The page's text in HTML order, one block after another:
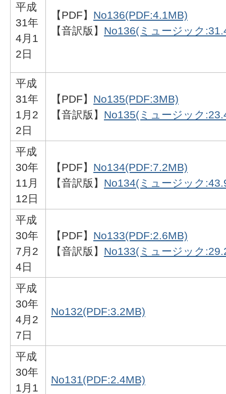
平成
31年
4月1
2日
【PDF】 No136(PDF:4.1MB)
【音訳版】 No136(ミュージック
平成
31年
1月2
2日
【PDF】 No135(PDF:3MB)
【音訳版】 No135(ミュージック
平成
30年
11月
12日
【PDF】 No134(PDF:7.2MB)
【音訳版】 No134(ミュージック
平成
30年
7月2
4日
【PDF】 No133(PDF:2.6MB)
【音訳版】 No133(ミュージック
平成
30年
4月2
7日
No132(PDF:3.2MB)
平成
30年
1月1
No131(PDF:2.4MB)